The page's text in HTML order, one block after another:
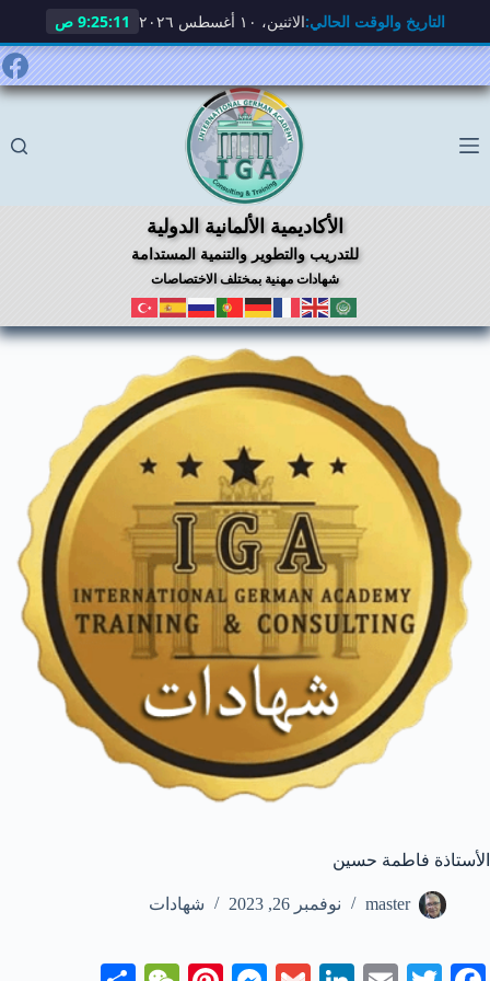
التاريخ والوقت الحالي:الاثنين، ١٠ أغسطس ٢٠٢٦ 9:25:12 ص
التجاوز
إلى
المحتوى
الأكاديمية الألمانية الدولية
للتدريب والتطوير والتنمية المستدامة
شهادات مهنية بمختلف الاختصاصات
الأستاذة فاطمة حسين
master نوفمبر 26, 2023 شهادات